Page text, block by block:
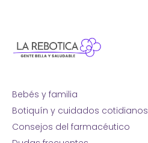
Bebés y familia
Botiquín y cuidados cotidianos
Consejos del farmacéutico